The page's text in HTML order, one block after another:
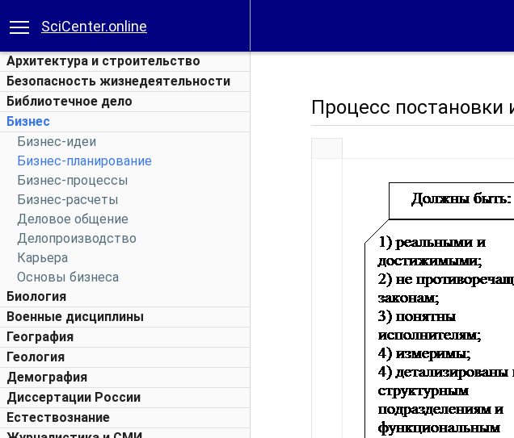
SciCenter.online
Архитектура и строительство
Безопасность жизнедеятельности
Библиотечное дело
Бизнес
Бизнес-идеи
Бизнес-планирование
Бизнес-процессы
Бизнес-расчеты
Деловое общение
Делопроизводство
Карьера
Основы бизнеса
Биология
Военные дисциплины
География
Геология
Демография
Диссертации России
Естествознание
Процесс